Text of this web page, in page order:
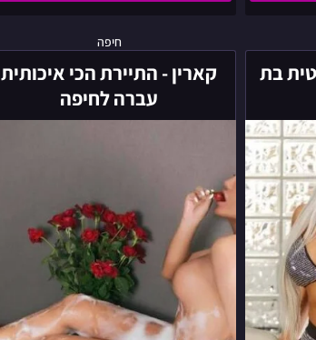
בת
חיפה
קארין - התיירת הכי איכותית
עברה לחיפה
קארין
-
התיירת
הכי
איכותית